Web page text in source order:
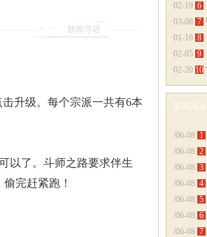
新闻导语
击升级。每个宗派一共有6本
以了。斗师之路要求伴生
偷完赶紧跑！
02-19 6
03-08 7
01-16 8
02-05 9
02-20 10
新闻点
更多>>
/06-08 1
/06-08 2
/06-08 3
/06-08 4
/06-08 5
/06-08 6
/06-08 7